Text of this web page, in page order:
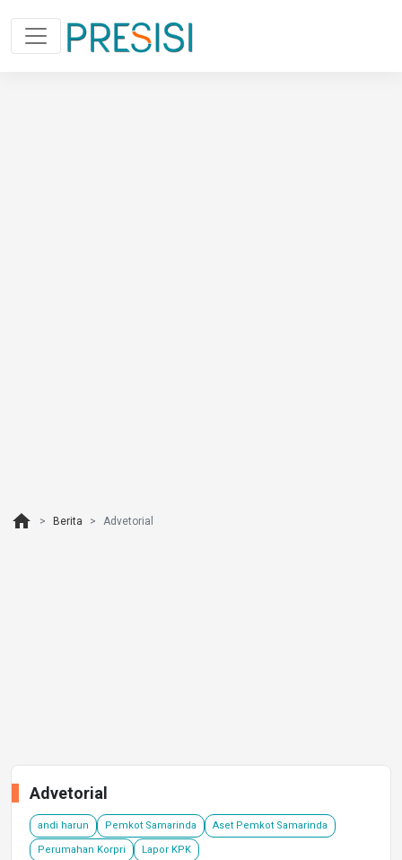
home Berita Advetorial
Advetorial
andi harun Pemkot Samarinda Aset Pemkot Samarinda
Perumahan Korpri Lapor KPK